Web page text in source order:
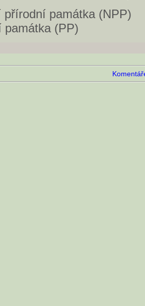
přírodní památka (NPP)
památka (PP)